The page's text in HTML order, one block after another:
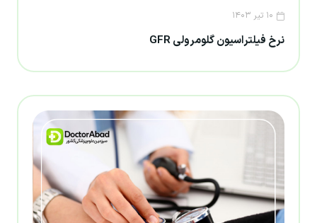
۱۰ تیر ۱۴۰۳
نرخ فیلتراسیون گلومرولی GFR